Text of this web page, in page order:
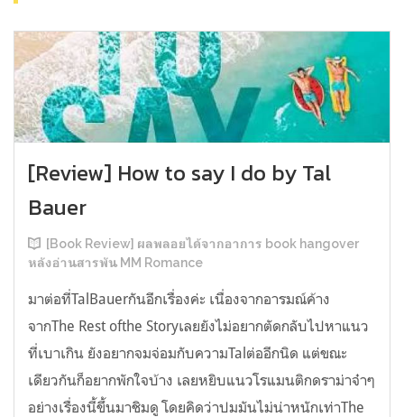
[Review] How to say I do by Tal
Bauer
[Book Review] ผลพลอยได้จากอาการ book hangover
หลังอ่านสารพัน MM Romance
มาต่อที่TalBauerกันอีกเรื่องค่ะ เนื่องจากอารมณ์ค้าง
จากThe Rest ofthe Storyเลยยังไม่อยากตัดกลับไปหาแนว
ที่เบาเกิน ยังอยากจมจ่อมกับความTalต่ออีกนิด แต่ขณะ
เดียวกันก็อยากพักใจบ้าง เลยหยิบแนวโรแมนติกดราม่าจ๋าๆ
อย่างเรื่องนี้ขึ้นมาชิมดู โดยคิดว่าปมมันไม่น่าหนักเท่าThe